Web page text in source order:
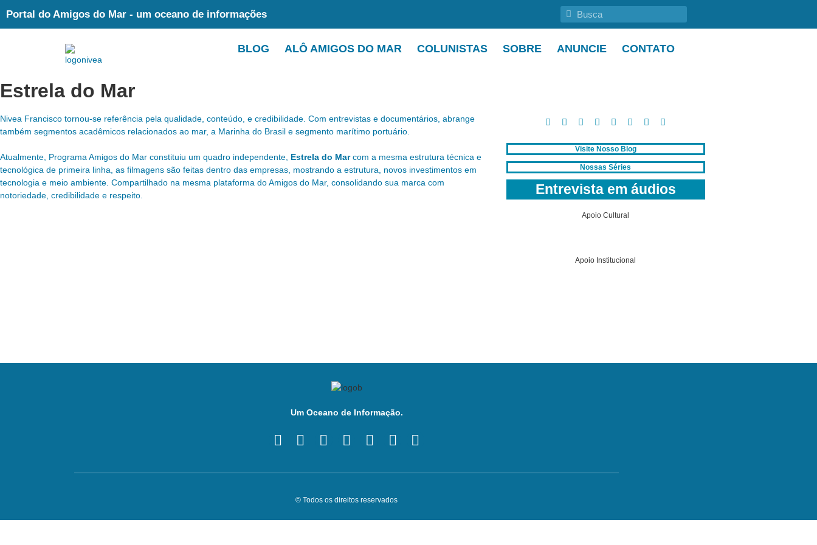
Portal do Amigos do Mar - um oceano de informações
BLOG ALÔ AMIGOS DO MAR COLUNISTAS SOBRE ANUNCIE CONTATO
Estrela do Mar
Nivea Francisco tornou-se referência pela qualidade, conteúdo, e credibilidade. Com entrevistas e documentários, abrange
também segmentos acadêmicos relacionados ao mar, a Marinha do Brasil e segmento marítimo portuário.
Atualmente, Programa Amigos do Mar constituiu um quadro independente, Estrela do Marcom a mesma estrutura técnica e
tecnológica de primeira linha, as filmagens são feitas dentro das empresas, mostrando a estrutura, novos investimentos em
tecnologia e meio ambiente. Compartilhado na mesma plataforma do Amigos do Mar, consolidando sua marca com
notoriedade, credibilidade e respeito.
Visite Nosso Blog
Nossas Séries
Entrevista em áudios
Apoio Cultural
Apoio Institucional
Um Oceano de Informação.
© Todos os direitos reservados